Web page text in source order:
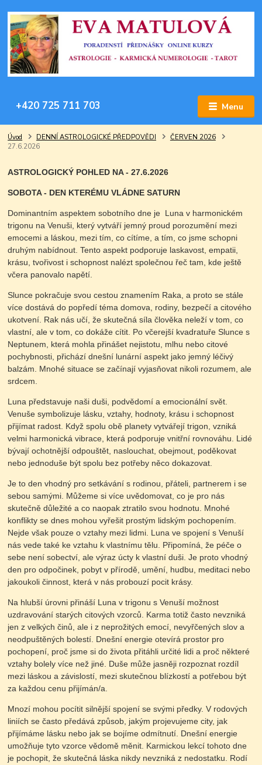
Menu
+420 725 711 703
Úvod DENNÍ ASTROLOGICKÉ PŘEDPOVĚDI
ČERVEN 2026
27.6.2026
ASTROLOGICKÝ POHLED NA - 27.6.2026
SOBOTA - DEN KTERÉMU VLÁDNE SATURN
Dominantním aspektem sobotního dne je Luna v harmonickém
trigonu na Venuši, který vytváří jemný proud porozumění mezi
emocemi a láskou, mezi tím, co cítíme, a tím, co jsme schopni
druhým nabídnout. Tento aspekt podporuje laskavost, empatii,
krásu, tvořivost i schopnost nalézt společnou řeč tam, kde ještě
včera panovalo napětí.
Slunce pokračuje svou cestou znamením Raka, a proto se stále
více dostává do popředí téma domova, rodiny, bezpečí a citového
ukotvení. Rak nás učí, že skutečná síla člověka neleží v tom, co
vlastní, ale v tom, co dokáže cítit. Po včerejší kvadratuře Slunce s
Neptunem, která mohla přinášet nejistotu, mlhu nebo citové
pochybnosti, přichází dnešní lunární aspekt jako jemný léčivý
balzám. Mnohé situace se začínají vyjasňovat nikoli rozumem, ale
srdcem.
Luna představuje naši duši, podvědomí a emocionální svět.
Venuše symbolizuje lásku, vztahy, hodnoty, krásu i schopnost
přijímat radost. Když spolu obě planety vytvářejí trigon, vzniká
velmi harmonická vibrace, která podporuje vnitřní rovnováhu. Lidé
bývají ochotnější odpouštět, naslouchat, obejmout, poděkovat
nebo jednoduše být spolu bez potřeby něco dokazovat.
Je to den vhodný pro setkávání s rodinou, přáteli, partnerem i se
sebou samými. Můžeme si více uvědomovat, co je pro nás
skutečně důležité a co naopak ztratilo svou hodnotu. Mnohé
konflikty se dnes mohou vyřešit prostým lidským pochopením.
Nejde však pouze o vztahy mezi lidmi. Luna ve spojení s Venuší
nás vede také ke vztahu k vlastnímu tělu. Připomíná, že péče o
sebe není sobectví, ale výraz úcty k vlastní duši. Je proto vhodný
den pro odpočinek, pobyt v přírodě, umění, hudbu, meditaci nebo
jakoukoli činnost, která v nás probouzí pocit krásy.
Na hlubší úrovni přináší Luna v trigonu s Venuší možnost
uzdravování starých citových vzorců. Karma totiž často nevzniká
jen z velkých činů, ale i z neprožitých emocí, nevyřčených slov a
neodpuštěných bolestí. Dnešní energie otevírá prostor pro
pochopení, proč jsme si do života přitáhli určité lidi a proč některé
vztahy bolely více než jiné. Duše může jasněji rozpoznat rozdíl
mezi láskou a závislostí, mezi skutečnou blízkostí a potřebou být
za každou cenu přijímán/a.
Mnozí mohou pocítit silnější spojení se svými předky. V rodových
liniích se často předává způsob, jakým projevujeme city, jak
přijímáme lásku nebo jak se bojíme odmítnutí. Dnešní energie
umožňuje tyto vzorce vědomě měnit. Karmickou lekcí tohoto dne
je pochopit, že skutečná láska nikdy nevzniká z nedostatku. Rodí